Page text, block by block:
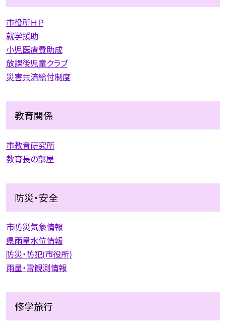
市役所ＨＰ
就学援助
小児医療費助成
放課後児童クラブ
災害共済給付制度
教育関係
市教育研究所
教育長の部屋
防災・安全
市防災気象情報
県雨量水位情報
防災・防犯(市役所)
雨量・雷観測情報
修学旅行